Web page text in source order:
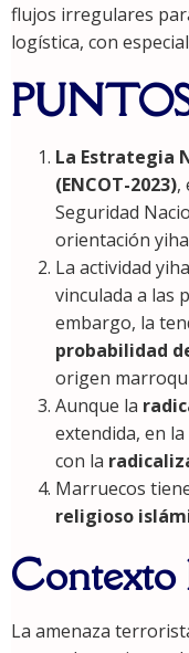
flujos irregulares
logística, con
La Estrategia
(ENCOT-2023),
Seguridad
orientación
La actividad
vinculada a las
embargo, la
probabilidad
origen
Aunque la
extendida, en
con la
Marruecos
religioso
Contexto
La amenaza